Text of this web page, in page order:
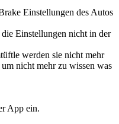
Einstellungen des Autos
Einstellungen nicht in der
werden sie nicht mehr
nicht mehr zu wissen was
App ein.